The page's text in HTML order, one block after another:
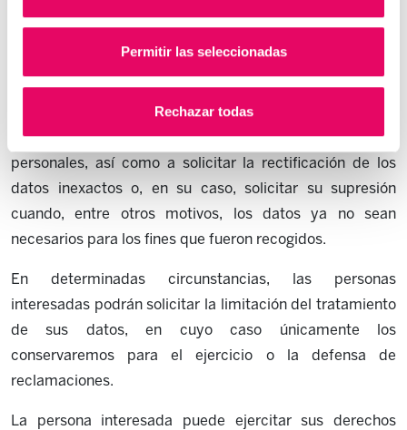
Permitir las seleccionadas
Rechazar todas
Las personas interesadas tienen derecho a obtener
confirmación sobre si la organización está tratando datos
En concreto, tienen derecho a acceder a sus datos
personales, así como a solicitar la rectificación de los
datos inexactos o, en su caso, solicitar su supresión
cuando, entre otros motivos, los datos ya no sean
necesarios para los fines que fueron recogidos.
En determinadas circunstancias, las personas
interesadas podrán solicitar la limitación del tratamiento
de sus datos, en cuyo caso únicamente los
conservaremos para el ejercicio o la defensa de
reclamaciones.
La persona interesada puede ejercitar sus derechos